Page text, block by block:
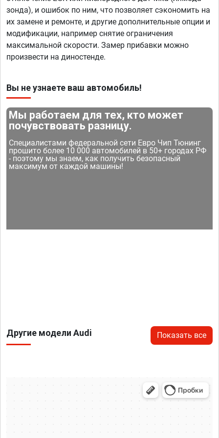
зонда), и ошибок по ним, что позволяет сэкономить на
их замене и ремонте, и другие дополнительные опции и
модификации, например снятие ограничения
максимальной скорости. Замер прибавки можно
произвести на диностенде.
Вы не узнаете ваш автомобиль!
Мы работаем для тех, кто может
почувствовать разницу.
Специалистами федеральной сети Евро Чип Тюнинг
прошито более 10 000 автомобилей в 50+ городах РФ
- поэтому мы знаем, как получить безопасный
максимум от каждой машины!
Другие модели Audi Показать все